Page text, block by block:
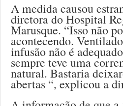
A medida causou
diretora do Hospital
Marusque. “Isso não
acontecendo.
infusão não é
sempre teve uma
natural. Bastaria
abertas “, explicou a